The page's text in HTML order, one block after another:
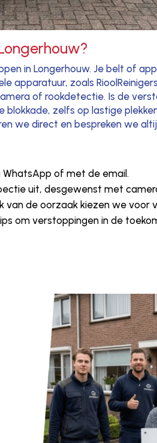
in Longerhouw. Je belt of
zoals
of rookdetectie. Is de
zelfs op lastige
we direct en bespreken we
of met de email.
uit, desgewenst met
van de oorzaak kiezen we voor
om verstoppingen in de